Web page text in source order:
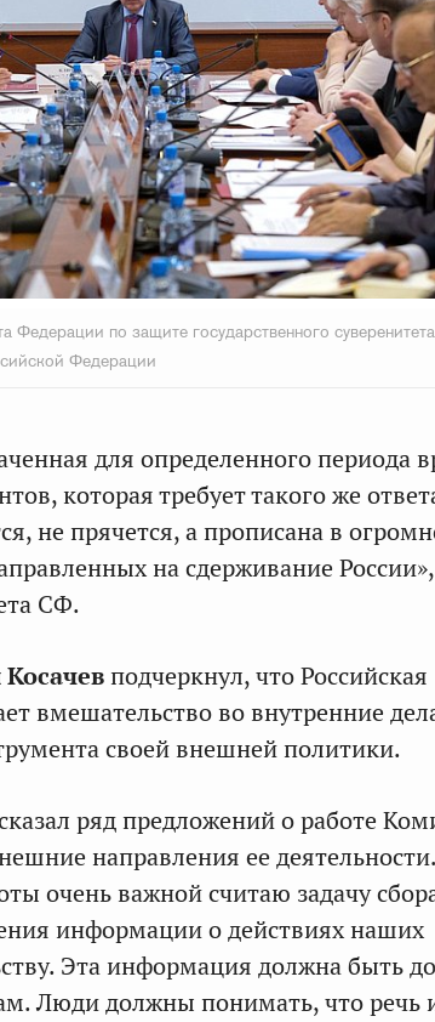
по защите государственного
Федерации
для определенного периода
которая требует такого же
не прячется, а прописана в
на сдерживание
СФ.
подчеркнул, что Российская
вмешательство во внутренние
своей внешней политики.
ряд предложений о работе
направления ее деятельности.
очень важной считаю задачу
информации о действиях наших
Эта информация должна быть
Люди должны понимать, что речь